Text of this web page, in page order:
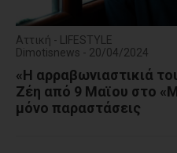
Αττική - LIFESTYLE
Dimotisnews - 20/04/2024
«Η αρραβωνιαστικιά
Ζέη από 9 Μαϊου στο
μόνο παραστάσεις